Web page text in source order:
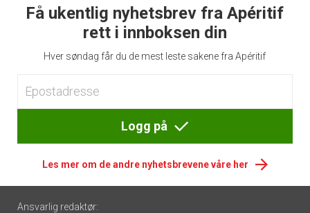
Få ukentlig nyhetsbrev fra Apéritif
rett i innboksen din
Hver søndag får du de mest leste sakene fra Apéritif
Logg på
Les mer om de andre nyhetsbrevene våre her
Footer
Ansvarlig redaktør: